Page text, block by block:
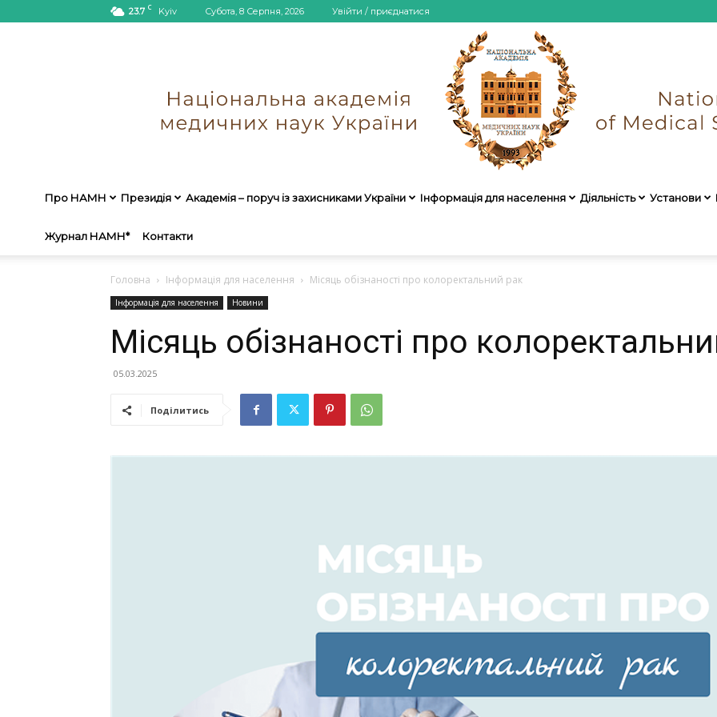
23.7 C Kyiv Субота, 8 Серпня, 2026 Увійти / приєднатися
України
Про НАМН Президія Академія – поруч із захисниками України Інформація для населення Діяльність Установи
Журнал НАМН* Контакти
Головна Інформація для населення Місяць обізнаності про колоректальний рак
Інформація для населення Новини
Місяць обізнаності про
05.03.2025
Поділитись